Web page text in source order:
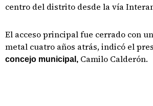
centro del distrito desde la vía
El acceso principal fue cerrado con
metal cuatro años atrás, indicó el
concejo municipal, Camilo Calderón.